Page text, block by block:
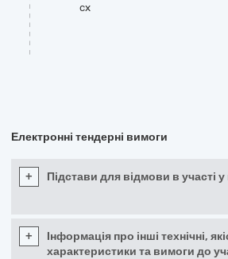
cx
Електронні тендерні вимоги
+ Підстави для відмови в участі у
+
Інформація про інші технічні,
характеристики та вимоги до